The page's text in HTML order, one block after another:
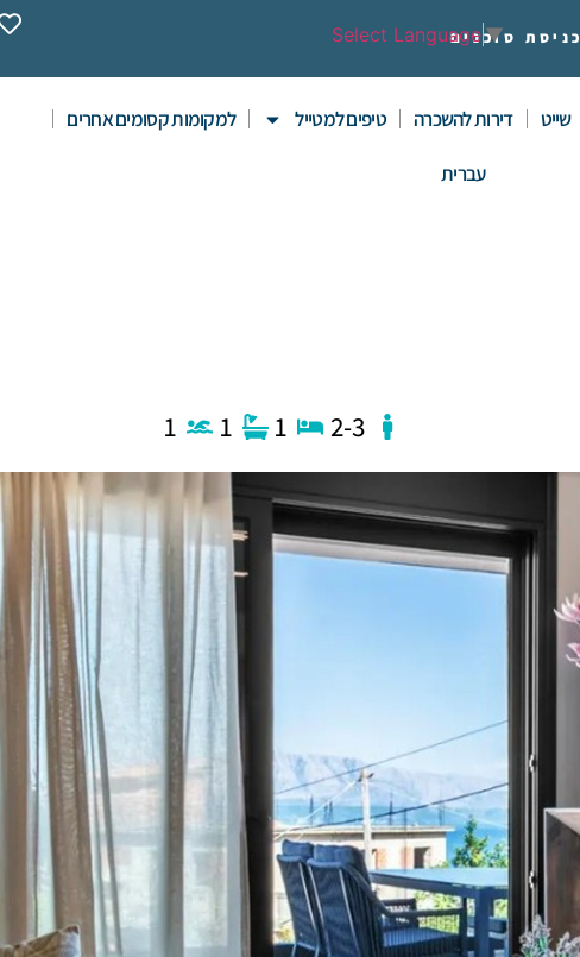
כניסת סוכניםSelect Language▼
שייט דירות להשכרה טיפים למטייל למקומות קסומים אחרים
עברית
2-3
1
1
1